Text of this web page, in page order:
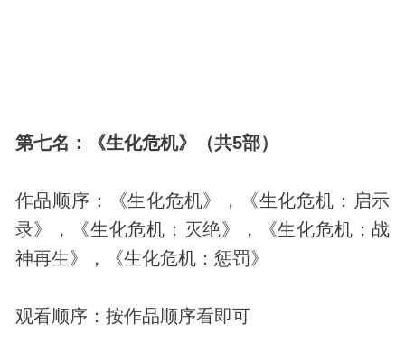
第七名：《生化危机》（共5部）
作品顺序：《生化危机》，《生化危机：启示
录》，《生化危机：灭绝》，《生化危机：战
神再生》，《生化危机：惩罚》
观看顺序：按作品顺序看即可